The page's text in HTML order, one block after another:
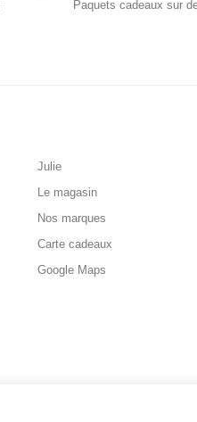
Paquets cadeaux sur
Julie
Le magasin
Nos marques
Carte cadeaux
Google Maps